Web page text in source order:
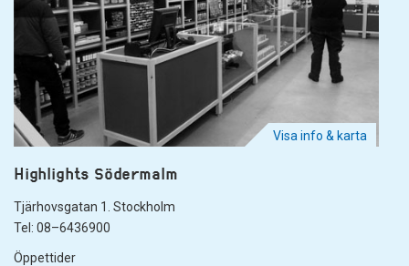
Visa info & karta
Highlights Södermalm
Tjärhovsgatan 1. Stockholm
Tel: 08–6436900
Öppettider